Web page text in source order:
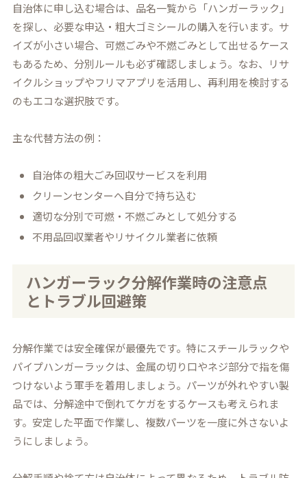
自治体に申し込む場合は、品名一覧から「ハンガーラック」
を探し、必要な申込・粗大ゴミシールの購入を行います。サ
イズが小さい場合、可燃ごみや不燃ごみとして出せるケース
もあるため、分別ルールも必ず確認しましょう。なお、リサ
イクルショップやフリマアプリを活用し、再利用を検討する
のもエコな選択肢です。
主な代替方法の例：
自治体の粗大ごみ回収サービスを利用
クリーンセンターへ自分で持ち込む
適切な分別で可燃・不燃ごみとして処分する
不用品回収業者やリサイクル業者に依頼
ハンガーラック分解作業時の注意点
とトラブル回避策
分解作業では安全確保が最優先です。特にスチールラックや
パイプハンガーラックは、金属の切り口やネジ部分で指を傷
つけないよう軍手を着用しましょう。パーツが外れやすい製
品では、分解途中で倒れてケガをするケースも考えられま
す。安定した平面で作業し、複数パーツを一度に外さないよ
うにしましょう。